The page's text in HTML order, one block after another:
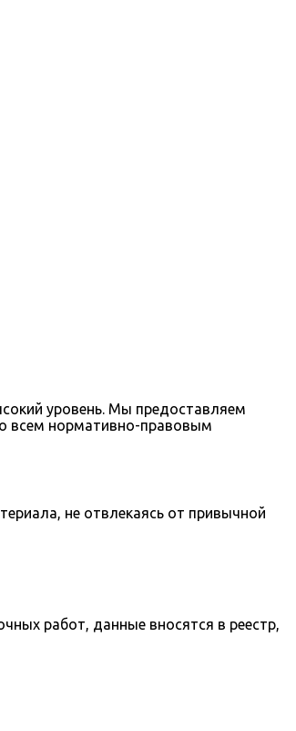
уровень. Мы предоставляем
всем нормативно-правовым
не отвлекаясь от привычной
работ, данные вносятся в реестр,